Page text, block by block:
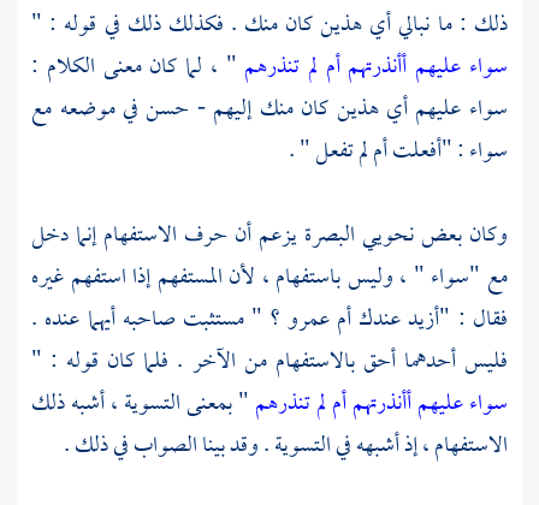
ذلك : ما نبالي أي هذين كان منك . فكذلك ذلك في قوله : "
سواء عليهم أأنذرتهم أم لم تنذرهم " ، لما كان معنى الكلام :
سواء عليهم أي هذين كان منك إليهم - حسن في موضعه مع
سواء : "أفعلت أم لم تفعل " .
وكان بعض نحويي البصرة يزعم أن حرف الاستفهام إنما دخل
مع "سواء " ، وليس باستفهام ، لأن المستفهم إذا استفهم غيره
فقال : "أزيد عندك أم عمرو ؟ " مستثبت صاحبه أيهما عنده .
فليس أحدهما أحق بالاستفهام من الآخر . فلما كان قوله : "
سواء عليهم أأنذرتهم أم لم تنذرهم" بمعنى التسوية ، أشبه ذلك
الاستفهام ، إذ أشبهه في التسوية . وقد بينا الصواب في ذلك .